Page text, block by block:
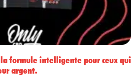
la formule intelligente pour ceux qui
argent.